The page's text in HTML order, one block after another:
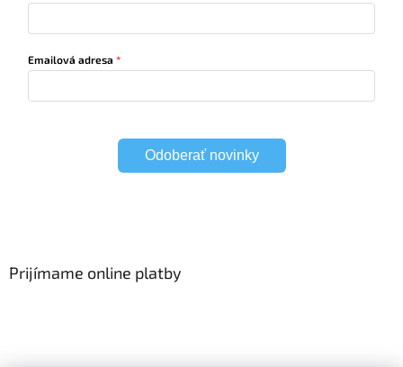
Emailová adresa
Odoberať novinky
Prijímame online platby